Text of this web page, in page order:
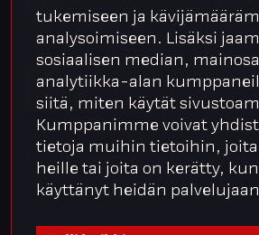
tukemiseen ja
analysoimiseen. Lisäksi
sosiaalisen median,
analytiikka-alan
siitä, miten käytät
Kumppanimme voivat
tietoja muihin tietoihin,
heille tai joita on kerätty,
käyttänyt heidän
Akun Tehdas
HR-integraatiot ja